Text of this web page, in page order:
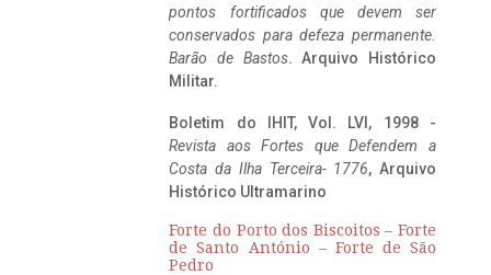
pontos fortificados que devem ser
conservados para defeza permanente.
Barão de Bastos. Arquivo Histórico
Militar.
Boletim do IHIT, Vol. LVI, 1998 -
Revista aos Fortes que Defendem a
Costa da Ilha Terceira- 1776, Arquivo
Histórico Ultramarino
Forte do Porto dos Biscoitos – Forte
de Santo António – Forte de São
Pedro